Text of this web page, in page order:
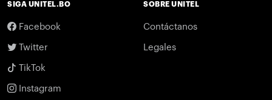
SIGA UNITEL.BO
Facebook
Twitter
TikTok
Instagram
SOBRE UNITEL
Contáctanos
Legales